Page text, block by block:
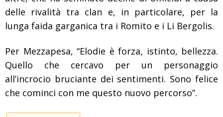
delle rivalità tra clan e, in particolare, per la
lunga faida garganica tra i Romito e i Li Bergolis.
Per Mezzapesa, “Elodie è forza, istinto, bellezza.
Quello che cercavo per un personaggio
all’incrocio bruciante dei sentimenti. Sono felice
che cominci con me questo nuovo percorso”.